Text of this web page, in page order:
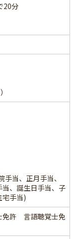
20分
当、正月手当、
、誕生日手当、子
宅手当)
免許 言語聴覚士免